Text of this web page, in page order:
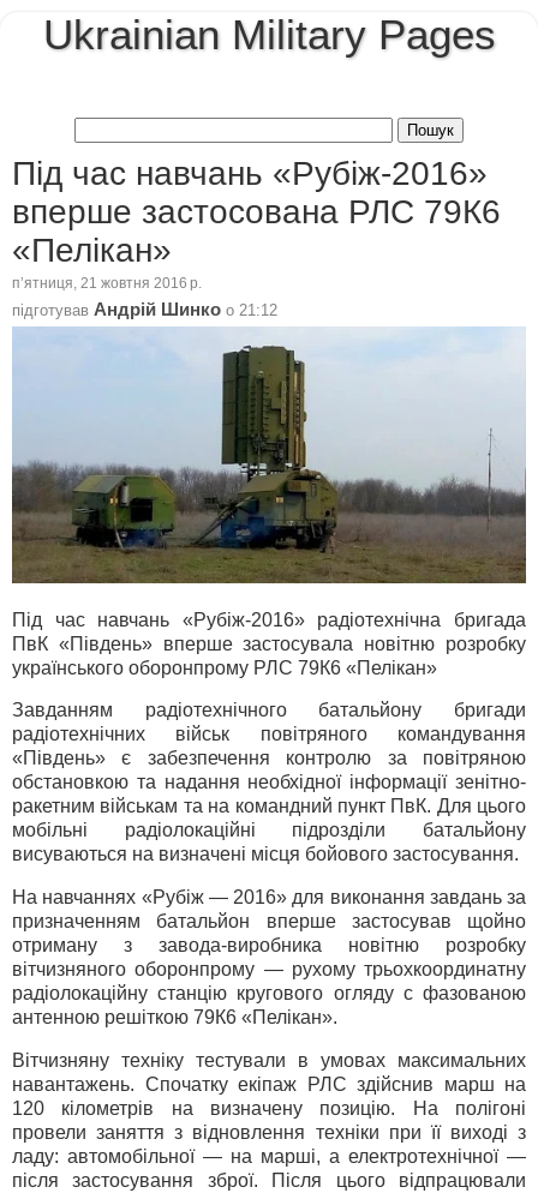
Ukrainian Military Pages
Під час навчань «Рубіж-2016»
вперше застосована РЛС 79К6
«Пелікан»
пʼятниця, 21 жовтня 2016 р.
підготував Андрій Шинко о 21:12
Під час навчань «Рубіж-2016» радіотехнічна бригада
ПвК «Південь» вперше застосувала новітню розробку
українського оборонпрому РЛС 79К6 «Пелікан»
Завданням радіотехнічного батальйону бригади
радіотехнічних військ повітряного командування
«Південь» є забезпечення контролю за повітряною
обстановкою та надання необхідної інформації зенітно-
ракетним військам та на командний пункт ПвК. Для цього
мобільні радіолокаційні підрозділи батальйону
висуваються на визначені місця бойового застосування.
На навчаннях «Рубіж — 2016» для виконання завдань за
призначенням батальйон вперше застосував щойно
отриману з завода-виробника новітню розробку
вітчизняного оборонпрому — рухому трьохкоординатну
радіолокаційну станцію кругового огляду с фазованою
антенною решіткою 79К6 «Пелікан».
Вітчизняну техніку тестували в умовах максимальних
навантажень. Спочатку екіпаж РЛС здійснив марш на
120 кілометрів на визначену позицію. На полігоні
провели заняття з відновлення техніки при її виході з
ладу: автомобільної — на марші, а електротехнічної —
після застосування зброї. Після цього відпрацювали